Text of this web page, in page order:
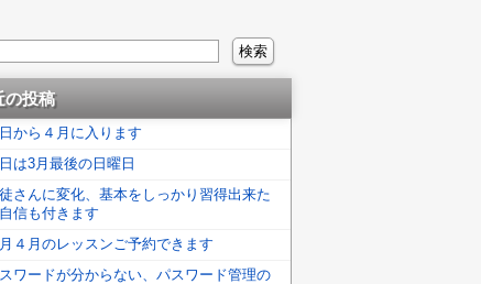
の投稿
から４月に入ります
は3月最後の日曜日
さんに変化、基本をしっかり習得出来た
信も付きます
４月のレッスンご予約できます
ワードが分からない、パスワード管理の